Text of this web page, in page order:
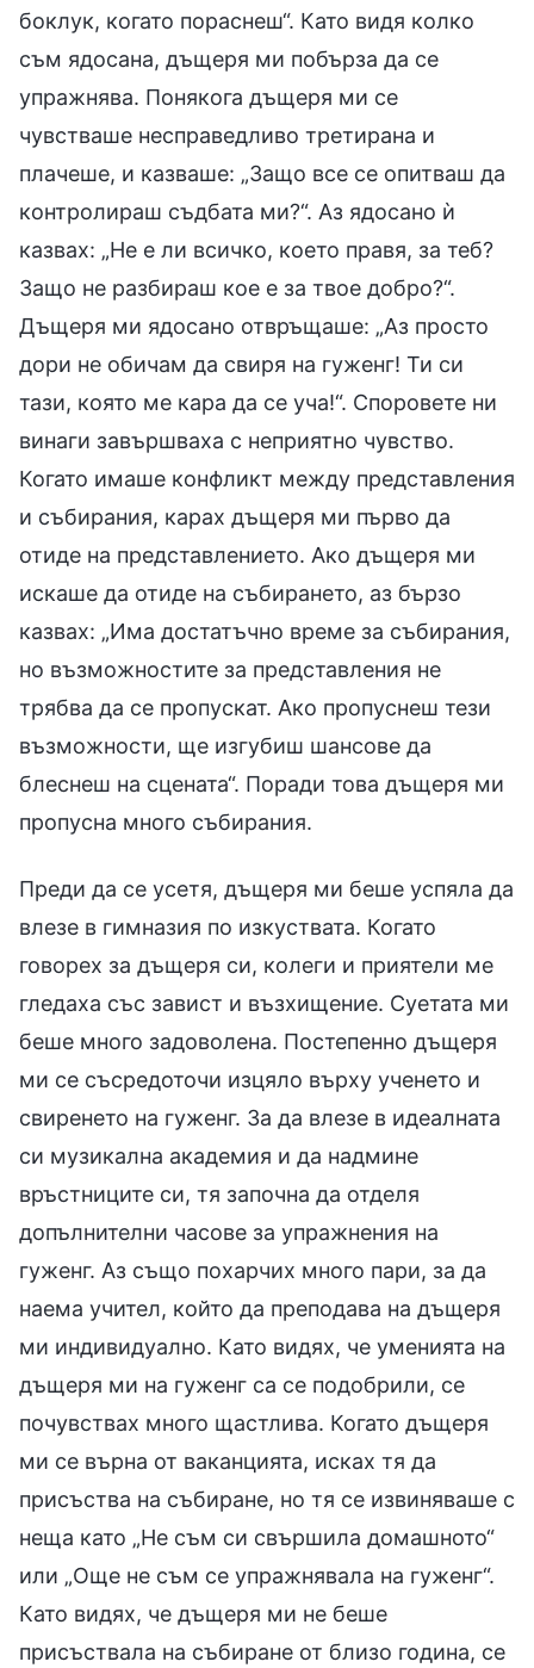
боклук, когато пораснеш“. Като видя колко
съм ядосана, дъщеря ми побърза да се
упражнява. Понякога дъщеря ми се
чувстваше несправедливо третирана и
плачеше, и казваше: „Защо все се опитваш да
контролираш съдбата ми?“. Аз ядосано ѝ
казвах: „Не е ли всичко, което правя, за теб?
Защо не разбираш кое е за твое добро?“.
Дъщеря ми ядосано отвръщаше: „Аз просто
дори не обичам да свиря на гуженг! Ти си
тази, която ме кара да се уча!“. Споровете ни
винаги завършваха с неприятно чувство.
Когато имаше конфликт между представления
и събирания, карах дъщеря ми първо да
отиде на представлението. Ако дъщеря ми
искаше да отиде на събирането, аз бързо
казвах: „Има достатъчно време за събирания,
но възможностите за представления не
трябва да се пропускат. Ако пропуснеш тези
възможности, ще изгубиш шансове да
блеснеш на сцената“. Поради това дъщеря ми
пропусна много събирания.
Преди да се усетя, дъщеря ми беше успяла да
влезе в гимназия по изкуствата. Когато
говорех за дъщеря си, колеги и приятели ме
гледаха със завист и възхищение. Суетата ми
беше много задоволена. Постепенно дъщеря
ми се съсредоточи изцяло върху ученето и
свиренето на гуженг. За да влезе в идеалната
си музикална академия и да надмине
връстниците си, тя започна да отделя
допълнителни часове за упражнения на
гуженг. Аз също похарчих много пари, за да
наема учител, който да преподава на дъщеря
ми индивидуално. Като видях, че уменията на
дъщеря ми на гуженг са се подобрили, се
почувствах много щастлива. Когато дъщеря
ми се върна от ваканцията, исках тя да
присъства на събиране, но тя се извиняваше с
неща като „Не съм си свършила домашното“
или „Още не съм се упражнявала на гуженг“.
Като видях, че дъщеря ми не беше
присъствала на събиране от близо година, се